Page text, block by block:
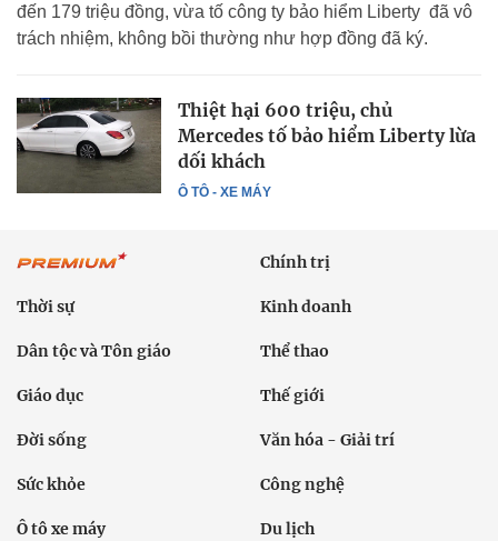
đến 179 triệu đồng, vừa tố công ty bảo hiểm Liberty đã vô
trách nhiệm, không bồi thường như hợp đồng đã ký.
Ô TÔ - XE MÁY
Thiệt hại 600 triệu, chủ
Mercedes tố bảo hiểm Liberty lừa
dối khách
Chính trị
Thời sự Kinh doanh
Dân tộc và Tôn giáo Thể thao
Giáo dục Thế giới
Đời sống Văn hóa - Giải trí
Sức khỏe Công nghệ
Ô tô xe máy Du lịch